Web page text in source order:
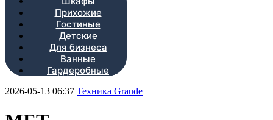
Прихожие
Гостиные
Детские
Для бизнеса
Ванные
Гардеробные
2026-05-13 06:37 Техника Graude